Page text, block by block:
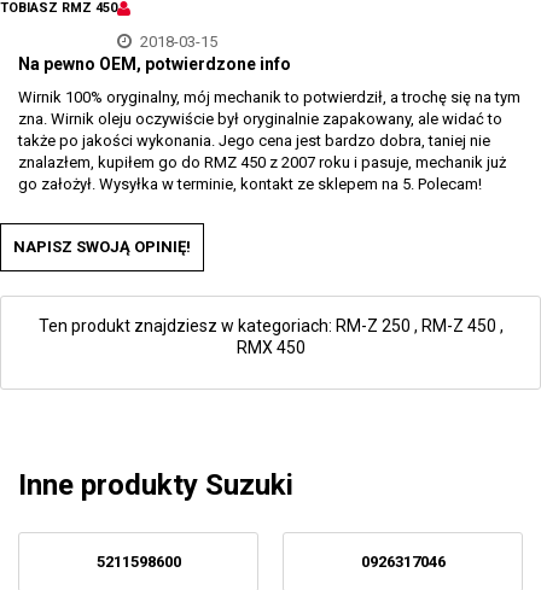
TOBIASZ RMZ 450
2018-03-15
Na pewno OEM, potwierdzone info
Wirnik 100% oryginalny, mój mechanik to potwierdził, a trochę się na tym
zna. Wirnik oleju oczywiście był oryginalnie zapakowany, ale widać to
także po jakości wykonania. Jego cena jest bardzo dobra, taniej nie
znalazłem, kupiłem go do RMZ 450 z 2007 roku i pasuje, mechanik już
go założył. Wysyłka w terminie, kontakt ze sklepem na 5. Polecam!
NAPISZ SWOJĄ OPINIĘ!
Ten produkt znajdziesz w kategoriach: RM-Z 250 , RM-Z 450 ,
RMX 450
Inne produkty Suzuki
5211598600 0926317046